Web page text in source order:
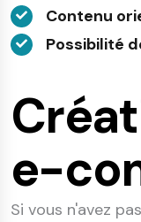
Contenu
Possibilité
e-
Si vous n'avez